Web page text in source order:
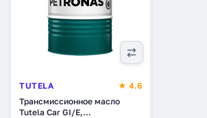
TUTELA
★ 4.6
Трансмиссионное масло
Tutela Car GI/E,